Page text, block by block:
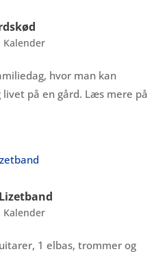
Kalender
hvor man kan
på en gård. Læs mere på
Kalender
1 elbas, trommer og